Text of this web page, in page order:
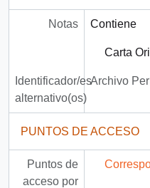
Notas Contiene
Carta
Identificador/es
alternativo(os)
Archivo
PUNTOS DE ACCESO
Puntos de
acceso por